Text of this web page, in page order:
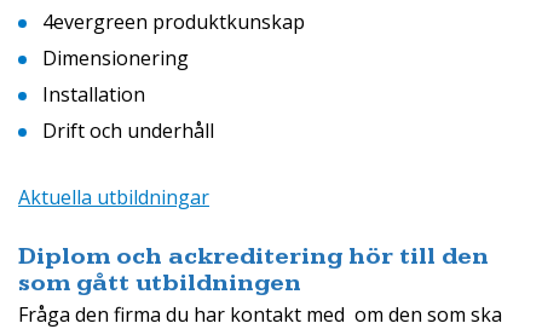
4evergreen produktkunskap
Dimensionering
Installation
Drift och underhåll
Aktuella utbildningar
Diplom och ackreditering hör till den
som gått utbildningen
Fråga den firma du har kontakt med om den som ska